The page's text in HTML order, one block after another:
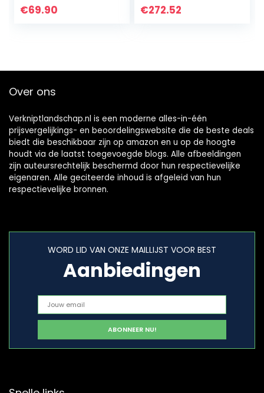
mAhdraagbare
€69.90 €272.52
Over ons
Verkniptlandschap.nl is een moderne alles-in-één
prijsvergelijkings- en beoordelingswebsite die de beste deals
biedt die beschikbaar zijn op amazon en u op de hoogte
houdt via de laatst toegevoegde blogs. Alle afbeeldingen
zijn auteursrechtelijk beschermd door hun respectievelijke
eigenaren. Alle geciteerde inhoud is afgeleid van hun
respectievelijke bronnen.
WORD LID VAN ONZE MAILLIJST VOOR BEST
Aanbiedingen